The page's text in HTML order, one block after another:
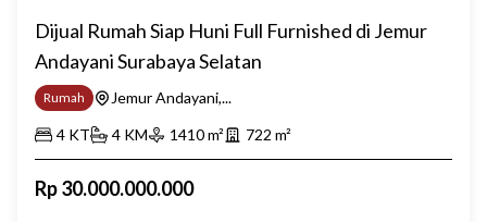
Dijual Rumah Siap Huni Full Furnished di Jemur
Andayani Surabaya Selatan
Rumah
Jemur Andayani,...
4 KT 4 KM 1410m² 722 m²
Rp30.000.000.000